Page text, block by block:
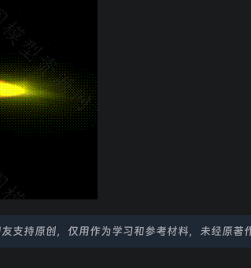
支持原创，仅用作为学习和参考材料，未经原著